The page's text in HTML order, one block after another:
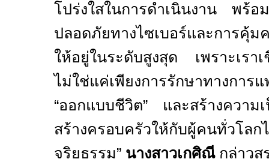
โปร่งใสในการดำเนินงาน พร้อ
ปลอดภัยทางไซเบอร์และการคุ้
ให้อยู่ในระดับสูงสุด เพราะเร
ไม่ใช่แค่เพียงการรักษาทางกา
“ออกแบบชีวิต” และสร้างความ
สร้างครอบครัวให้กับผู้คนทั่วโลก
จริยธรรม” นางสาวเกศิณี กล่าว